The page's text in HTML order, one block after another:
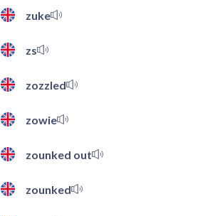
zuke
zs
zozzled
zowie
zounked out
zounked